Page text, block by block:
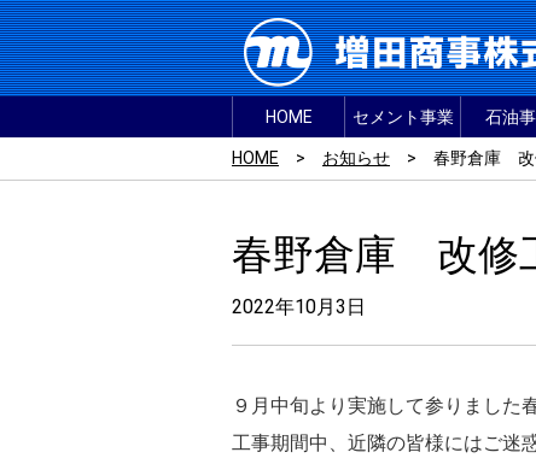
HOME セメント事業 石油
HOME > お知らせ > 春野倉庫 改
春野倉庫 改修
2022年10月3日
９月中旬より実施して参りました
工事期間中、近隣の皆様にはご迷